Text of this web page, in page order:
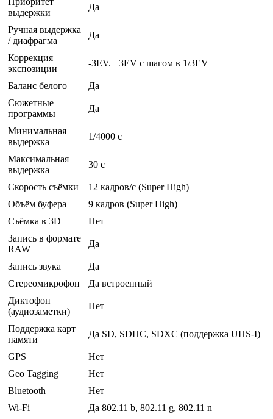
выдержки
Да
Ручная выдержка
/ диафрагма
Да
Коррекция
экспозиции
-3EV. +3EV с шагом в 1/3EV
Баланс белого
Да
Сюжетные
программы
Да
Минимальная
выдержка
1/4000 c
Максимальная
выдержка
30 c
Скорость съёмки
12 кадров/с (Super High)
Объём буфера
9 кадров (Super High)
Съёмка в 3D
Нет
Запись в формате
RAW
Да
Запись звука
Да
Стереомикрофон
Да встроенный
Диктофон
(аудиозаметки)
Нет
Поддержка карт
памяти
Да SD, SDHC, SDXC (поддержка UHS-I)
GPS
Нет
Geo Tagging
Нет
Bluetooth
Нет
Wi-Fi
Да 802.11 b, 802.11 g, 802.11 n